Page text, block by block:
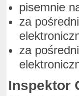
pisemnie
za
za
Inspektor